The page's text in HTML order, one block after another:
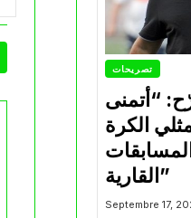
تصريحات
“أتمنى
الكرة
القارية”
Septembre 17,